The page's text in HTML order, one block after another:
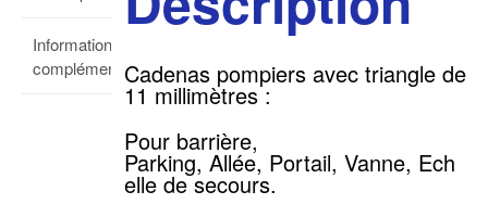
Informations
complémentairesCadenas pompiers avec triangle de
11 millimètres :
Pour barrière,
Parking, Allée, Portail, Vanne, Ech
elle de secours.